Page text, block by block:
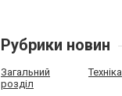
Рубрики новин
Загальний
розділ
Техніка